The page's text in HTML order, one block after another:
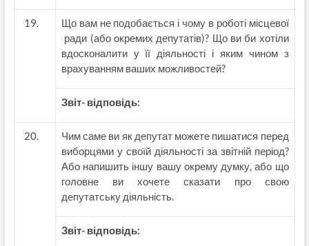
Що вам не подобається і чому в роботі місцевої
ради (або окремих депутатів)? Що ви би хотіли
вдосконалити у її діяльності і яким чином з
врахуванням ваших можливостей?
Звіт- відповідь:
Чим саме ви як депутат можете пишатися перед
виборцями у своїй діяльності за звітній період?
Або напишить іншу вашу окрему думку, або що
головне ви хочете сказати про свою
депутатську діяльність.
Звіт- відповідь: